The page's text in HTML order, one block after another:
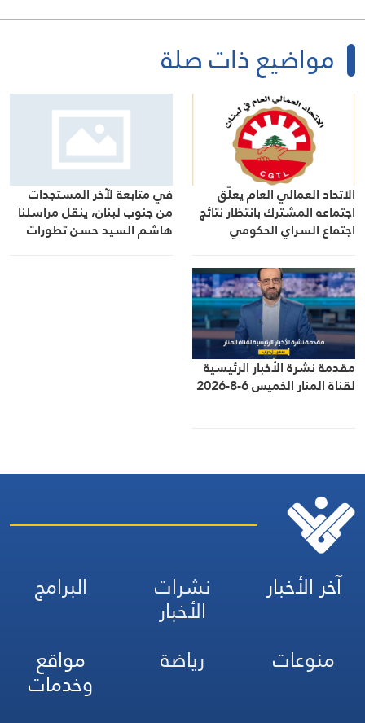
مواضيع ذات صلة
الاتحاد العمالي العام يعلّق
اجتماعه المشترك بانتظار نتائج
اجتماع السراي الحكومي
في متابعة لآخر المستجدات
من جنوب لبنان، ينقل مراسلنا
هاشم السيد حسن تطورات
مقدمة نشرة الأخبار الرئيسية
لقناة المنار الخميس 6-8-2026
آخر الأخبار نشرات
الأخبار
البرامج
منوعات
رياضة مواقع
وخدمات